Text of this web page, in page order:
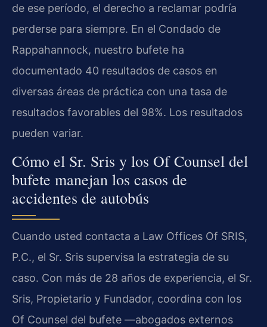
de ese período, el derecho a reclamar podría
perderse para siempre. En el Condado de
Rappahannock, nuestro bufete ha
documentado 40 resultados de casos en
diversas áreas de práctica con una tasa de
resultados favorables del 98%. Los resultados
pueden variar.
Cómo el Sr. Sris y los Of Counsel del
bufete manejan los casos de
accidentes de autobús
Cuando usted contacta a Law Offices Of SRIS,
P.C., el Sr. Sris supervisa la estrategia de su
caso. Con más de 28 años de experiencia, el Sr.
Sris, Propietario y Fundador, coordina con los
Of Counsel del bufete —abogados externos